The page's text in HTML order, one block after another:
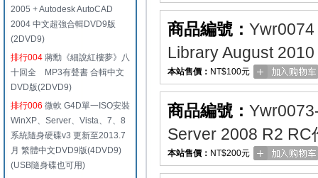
2005 + Autodesk AutoCAD
2004 中文超強合輯DVD9版
(2DVD9)
排行004 蔣勳《細說紅樓夢》八
十回全 MP3有聲書 合輯中文
DVD版(2DVD9)
排行006 微軟 G4D單一ISO安裝
WinXP、Server、Vista、7、8
系統隨身硬碟v3 更新至2013.7
月 繁體中文DVD9版(4DVD9)
(USB隨身碟也可用)
商品編號： Ywr0074
Library August
本站售價： NT$100元
商品編號：
Server 2008 R2 RC
本站售價： NT$200元